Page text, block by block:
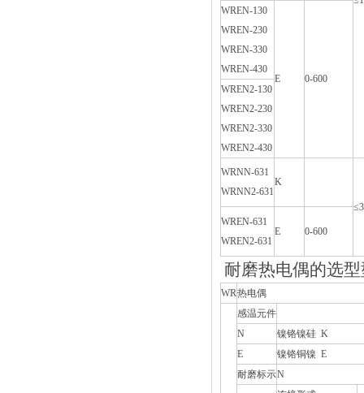
WREN-130
WREN-230
WREN-330
WREN-430
E
0-600
WREN2-130
WREN2-230
WREN2-330
WREN2-430
WRNN-631
WRNN2-631
K
WREN-631
WREN2-631
E 0-600
耐磨热电偶的选
WR热电偶
感温元件
N
镍铬镍硅 K
E
镍铬铜镍 E
耐磨标示N